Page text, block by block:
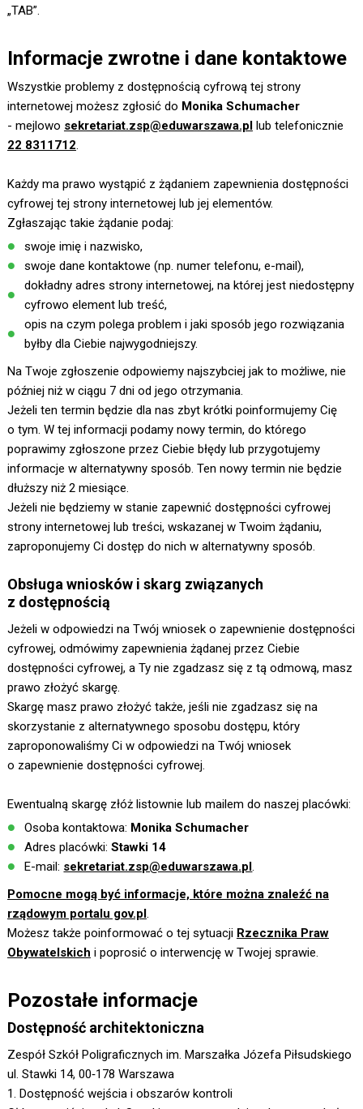
„TAB”.
Informacje zwrotne i dane kontaktowe
Wszystkie problemy z dostępnością cyfrową tej strony
internetowej możesz zgłosić do Monika Schumacher
- mejlowo sekretariat.zsp@eduwarszawa.pllub telefonicznie
22 8311712.
Każdy ma prawo wystąpić z żądaniem zapewnienia dostępności
cyfrowej tej strony internetowej lub jej elementów.
Zgłaszając takie żądanie podaj:
swoje imię i nazwisko,
swoje dane kontaktowe (np. numer telefonu, e-mail),
dokładny adres strony internetowej, na której jest niedostępny
cyfrowo element lub treść,
opis na czym polega problem i jaki sposób jego rozwiązania
byłby dla Ciebie najwygodniejszy.
Na Twoje zgłoszenie odpowiemy najszybciej jak to możliwe, nie
później niż w ciągu 7 dni od jego otrzymania.
Jeżeli ten termin będzie dla nas zbyt krótki poinformujemy Cię
o tym. W tej informacji podamy nowy termin, do którego
poprawimy zgłoszone przez Ciebie błędy lub przygotujemy
informacje w alternatywny sposób. Ten nowy termin nie będzie
dłuższy niż 2 miesiące.
Jeżeli nie będziemy w stanie zapewnić dostępności cyfrowej
strony internetowej lub treści, wskazanej w Twoim żądaniu,
zaproponujemy Ci dostęp do nich w alternatywny sposób.
Obsługa wniosków i skarg związanych
z dostępnością
Jeżeli w odpowiedzi na Twój wniosek o zapewnienie dostępności
cyfrowej, odmówimy zapewnienia żądanej przez Ciebie
dostępności cyfrowej, a Ty nie zgadzasz się z tą odmową, masz
prawo złożyć skargę.
Skargę masz prawo złożyć także, jeśli nie zgadzasz się na
skorzystanie z alternatywnego sposobu dostępu, który
zaproponowaliśmy Ci w odpowiedzi na Twój wniosek
o zapewnienie dostępności cyfrowej.
Ewentualną skargę złóż listownie lub mailem do naszej placówki:
Osoba kontaktowa: Monika Schumacher
Adres placówki:Stawki 14
E-mail: sekretariat.zsp@eduwarszawa.pl.
Pomocne mogą być informacje, które można znaleźć na
rządowym portalu gov.pl.
Możesz także poinformować o tej sytuacji Rzecznika Praw
Obywatelskich i poprosić o interwencję w Twojej sprawie.
Pozostałe informacje
Dostępność architektoniczna
Zespół Szkół Poligraficznych im. Marszałka Józefa Piłsudskiego
ul. Stawki 14, 00‑178 Warszawa
1. Dostępność wejścia i obszarów kontroli